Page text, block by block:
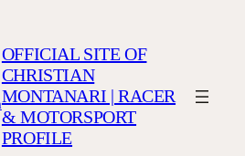
OFFICIAL SITE OF
CHRISTIAN
MONTANARI | RACER
& MOTORSPORT
PROFILE